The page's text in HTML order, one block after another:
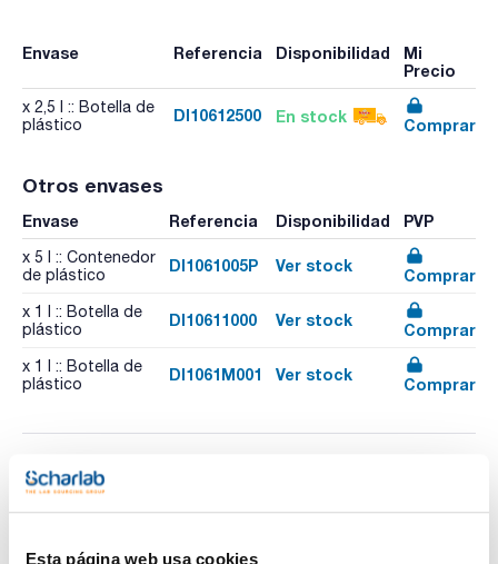
Esta página web usa cookies
Envase Referencia Disponibilidad
Mi
Precio
x 2,5 l :: Botella de
plástico
DI10612500 En stock Comprar
Otros envases
Envase Referencia Disponibilidad PVP
x 5 l :: Contenedor
de plástico
DI1061005P Ver stock
Comprar
x 1 l :: Botella de
plástico
DI10611000 Ver stock
Comprar
x 1 l :: Botella de
plástico
DI1061M001 Ver stock
Comprar